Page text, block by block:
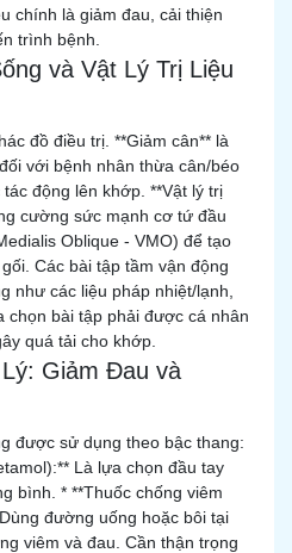
chính là giảm đau, cải thiện
trình bệnh.
và Vật Lý Trị Liệu
đồ điều trị. **Giảm cân** là
với bệnh nhân thừa cân/béo
động lên khớp. **Vật lý trị
cường sức mạnh cơ tứ đầu
Oblique - VMO) để tạo
Các bài tập tầm vận động
như các liệu pháp nhiệt/lạnh,
chọn bài tập phải được cá nhân
quá tải cho khớp.
Giảm Đau và
được sử dụng theo bậc thang:
Là lựa chọn đầu tay
bình. * **Thuốc chống viêm
đường uống hoặc bôi tại
viêm và đau. Cần thận trọng